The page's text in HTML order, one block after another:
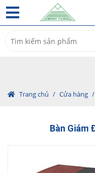
for:
Trang chủ / Cửa hàng /
Bàn Giám